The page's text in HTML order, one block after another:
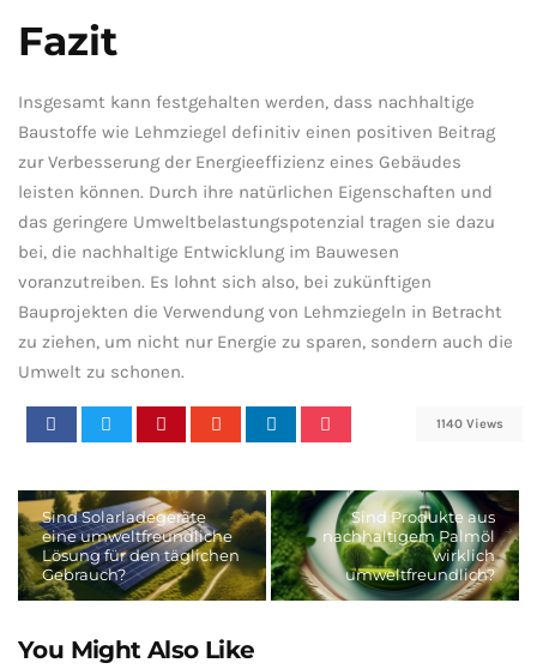
Fazit
Insgesamt⁣ kann festgehalten ⁣werden,⁢ dass nachhaltige
Baustoffe wie Lehmziegel definitiv einen positiven Beitrag
zur Verbesserung der Energieeffizienz⁣ eines Gebäudes
leisten können. Durch ihre natürlichen​ Eigenschaften⁤ und‌
das​ geringere Umweltbelastungspotenzial tragen ⁢sie dazu ​
bei,⁣ die nachhaltige Entwicklung im Bauwesen
voranzutreiben. Es lohnt sich ⁢also,⁢ bei zukünftigen
Bauprojekten die Verwendung​ von Lehmziegeln in Betracht
zu ziehen, um nicht nur Energie ⁤zu sparen, sondern auch die
Umwelt zu schonen.
1140 Views
Sind Solarladegeräte
eine umweltfreundliche
Lösung für den täglichen
Gebrauch?
Sind Produkte aus
nachhaltigem Palmöl
wirklich
umweltfreundlich?
You Might Also Like